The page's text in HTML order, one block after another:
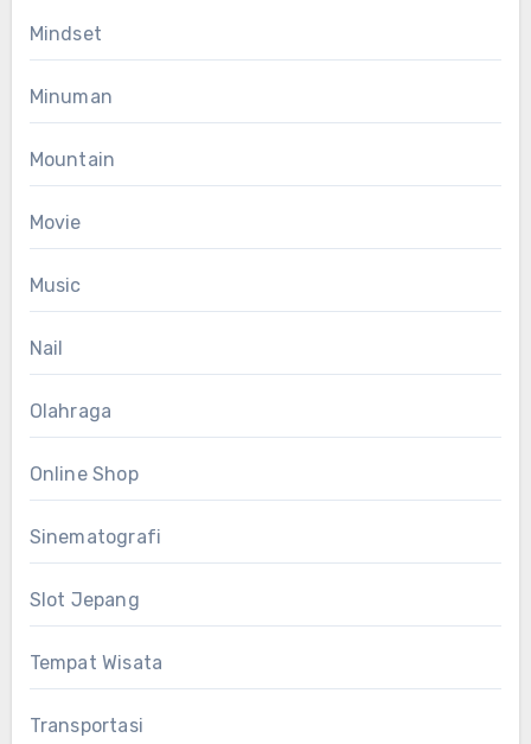
Mindset
Minuman
Mountain
Movie
Music
Nail
Olahraga
Online Shop
Sinematografi
Slot Jepang
Tempat Wisata
Transportasi